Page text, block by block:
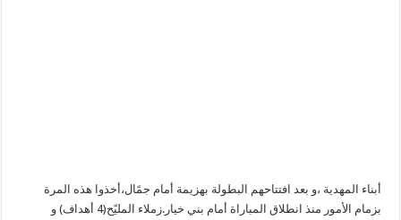
أبناء المهدية ،و بعد افتتاحهم البطولة بهزيمة أمام جمًال،أخذوا هذه المرة
بزمام الأمور منذ انطلاق المباراة أمام بني خيار.زملاء المليًح(4 أهداف) و